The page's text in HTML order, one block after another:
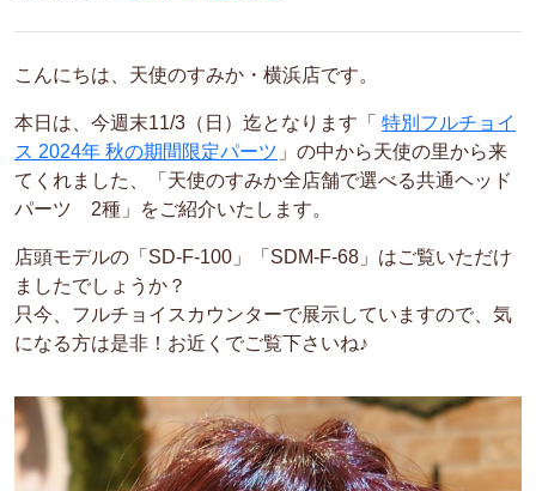
こんにちは、天使のすみか・横浜店です。
本日は、今週末11/3（日）迄となります 「 特別フルチョイ
ス 2024年 秋の期間限定パーツ 」の中から天使の里から来
てくれました、「天使のすみか全店舗で選べる共通ヘッド
パーツ 2種」をご紹介いたします。
店頭モデルの「SD-F-100」「SDM-F-68」はご覧いただけ
ましたでしょうか？
只今、フルチョイスカウンターで展示していますので、気
になる方は是非！お近くでご覧下さいね♪